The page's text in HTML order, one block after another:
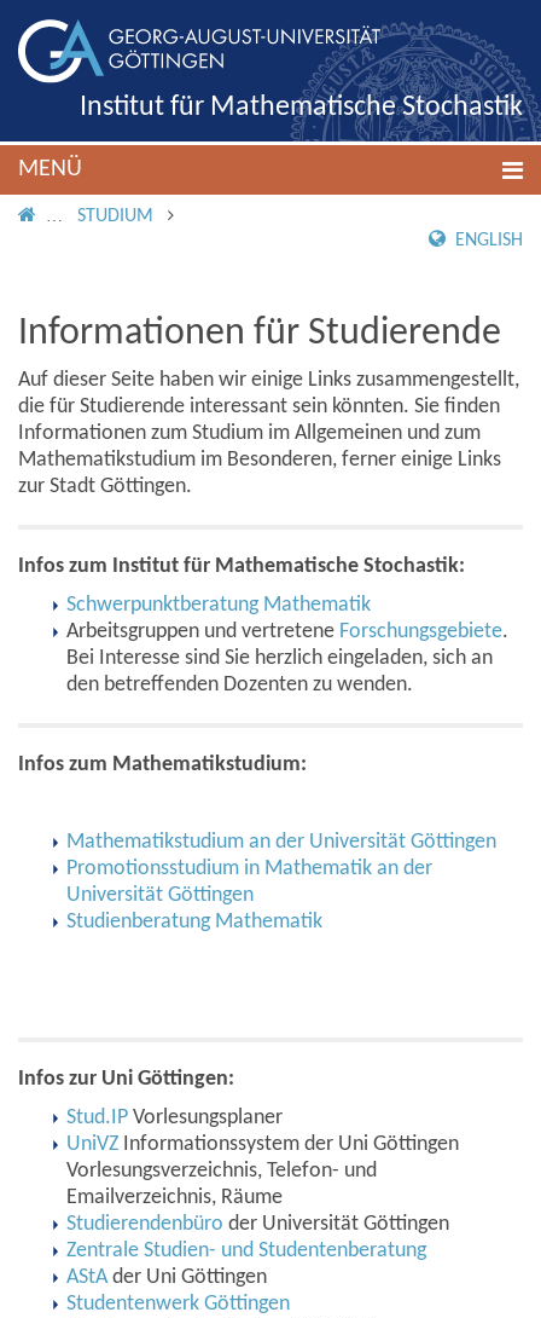
Institut für Mathematische Stochastik
MENÜ
IMS ROOT
STUDIUM
ENGLISH
Informationen für Studierende
Auf dieser Seite haben wir einige Links zusammengestellt,
die für Studierende interessant sein könnten. Sie finden
Informationen zum Studium im Allgemeinen und zum
Mathematikstudium im Besonderen, ferner einige Links
zur Stadt Göttingen.
Infos zum Institut für Mathematische Stochastik:
Schwerpunktberatung Mathematik
Arbeitsgruppen und vertretene Forschungsgebiete.
Bei Interesse sind Sie herzlich eingeladen, sich an
den betreffenden Dozenten zu wenden.
Infos zum Mathematikstudium:
Mathematikstudium an der Universität Göttingen
Promotionsstudium in Mathematik an der
Universität Göttingen
Studienberatung Mathematik
Infos zur Uni Göttingen:
Stud.IP Vorlesungsplaner
UniVZ Informationssystem der Uni Göttingen
Vorlesungsverzeichnis, Telefon- und
Emailverzeichnis, Räume
Studierendenbüro der Universität Göttingen
Zentrale Studien- und Studentenberatung
AStAder Uni Göttingen
Studentenwerk Göttingen